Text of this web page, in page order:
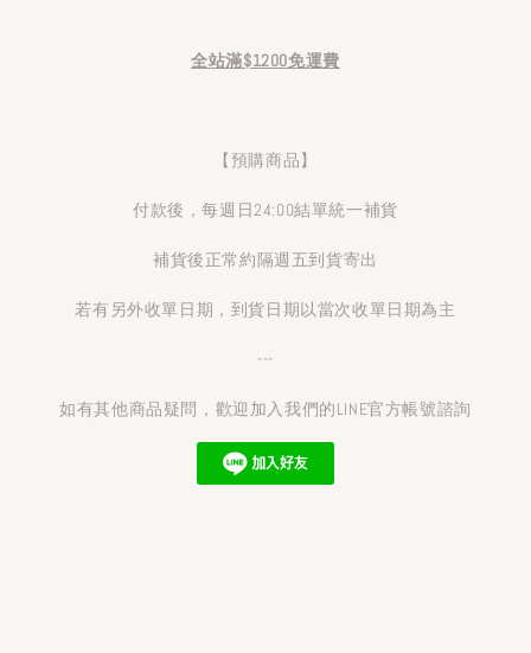
全站滿$1200免運費
【預購商品】
付款後，每週日24:00結單統一補貨
補貨後正常約隔週五到貨寄出
若有另外收單日期，到貨日期以當次收單日期為主
---
如有其他商品疑問，歡迎加入我們的LINE官方帳號諮詢